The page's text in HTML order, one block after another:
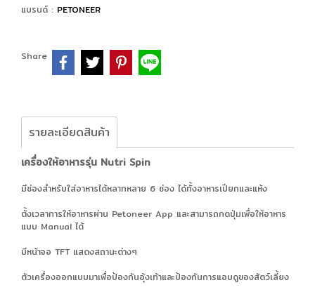
แบรนด์ : PETONEER
Share
รายละเอียดสินค้า
เครื่องให้อาหารรุ่น Nutri Spin
มีช่องสำหรับใส่อาหารได้หลากหลาย 6 ช่อง ได้ทั้งอาหารเปียกและแห้ง
ตั้งเวลาการให้อาหารผ่าน Petoneer App และสามารถกดปุ่มเพื่อให้อาหาร
แบบ Manual ได้
มีหน้าจอ TFT แสดงสถานะต่างๆ
ตัวเครื่องออกแบบมาเพื่อป้องกันอุ้งเท้าและป้องกันการแอบดูของสัตว์เลี้ยง